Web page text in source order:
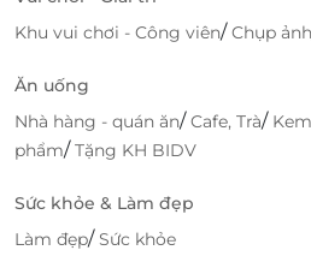
Khu vui chơi - Công viên/Chụp ảnh
Ăn uống
Nhà hàng - quán ăn/Cafe, Trà/
phẩm/Tặng KH BIDV
Sức khỏe & Làm đẹp
Làm đẹp/Sức khỏe